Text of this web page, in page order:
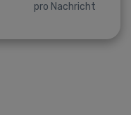
pro Nachricht